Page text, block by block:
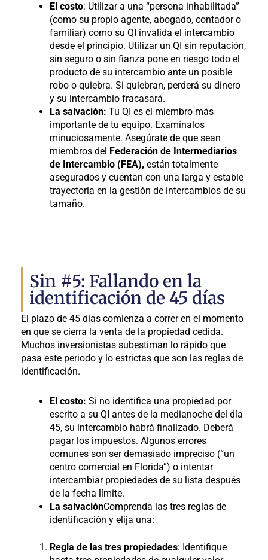
El costo: Utilizar a una “persona inhabilitada”
(como su propio agente, abogado, contador o
familiar) como su QI invalida el intercambio
desde el principio. Utilizar un QI sin reputación,
sin seguro o sin fianza pone en riesgo todo el
producto de su intercambio ante un posible
robo o quiebra. Si quiebran, perderá su dinero
y su intercambio fracasará.
La salvación: Tu QI es el miembro más
importante de tu equipo. Examínalos
minuciosamente. Asegúrate de que sean
miembros del Federación de Intermediarios
de Intercambio (FEA), están totalmente
asegurados y cuentan con una larga y estable
trayectoria en la gestión de intercambios de su
tamaño.
Sin #5: Fallando en la
identificación de 45 días
El plazo de 45 días comienza a correr en el momento
en que se cierra la venta de la propiedad cedida.
Muchos inversionistas subestiman lo rápido que
pasa este periodo y lo estrictas que son las reglas de
identificación.
El costo: Si no identifica una propiedad por
escrito a su QI antes de la medianoche del día
45, su intercambio habrá finalizado. Deberá
pagar los impuestos. Algunos errores
comunes son ser demasiado impreciso (“un
centro comercial en Florida”) o intentar
intercambiar propiedades de su lista después
de la fecha límite.
La salvaciónComprenda las tres reglas de
identificación y elija una:
Regla de las tres propiedades: Identifique